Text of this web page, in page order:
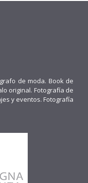
de moda. Book de
original. Fotografía de
y eventos. Fotografía